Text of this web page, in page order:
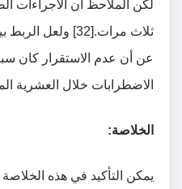
ثلاث مرات.[32]
عن أن عدم الاستقرار كان
الاضطرابات خلال العشرية
الخلاصة:
يمكن التأكيد في هذه